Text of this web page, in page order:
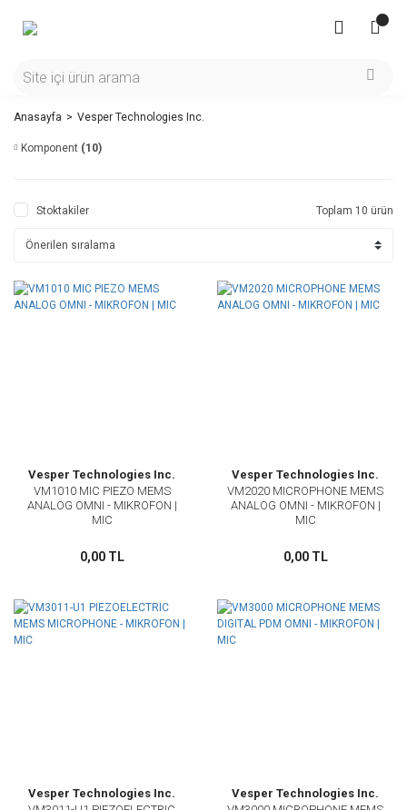
Anasayfa Vesper Technologies Inc.
Komponent (10)
Stoktakiler Toplam 10 ürün
Vesper Technologies Inc.
VM1010 MIC PIEZO MEMS
ANALOG OMNI - MIKROFON |
MIC
0,00 TL
Vesper Technologies Inc.
VM2020 MICROPHONE MEMS
ANALOG OMNI - MIKROFON |
MIC
0,00 TL
Vesper Technologies Inc.
Vesper Technologies Inc.